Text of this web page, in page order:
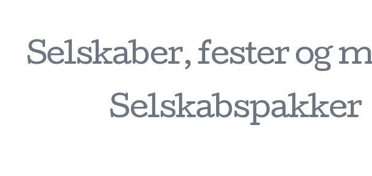
Selskaber, fester og
Selskabspakker